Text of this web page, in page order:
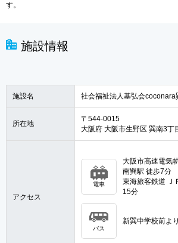
す。
施設情報
施設名 社会福祉法人基弘会coconara
所在地
〒544-0015
大阪府 大阪市生野区 巽南3丁
アクセス
電車
大阪市高速電気
南巽駅 徒歩7分
東海旅客鉄道 Ｊ
15分
バス
新巽中学校前よ